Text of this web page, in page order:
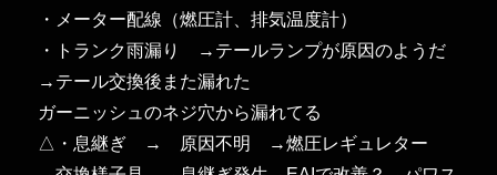
・メーター配線（燃圧計、排気温度計）
・トランク雨漏り →テールランプが原因のようだ
→テール交換後また漏れた
ガーニッシュのネジ穴から漏れてる
△・息継ぎ → 原因不明 →燃圧レギュレター